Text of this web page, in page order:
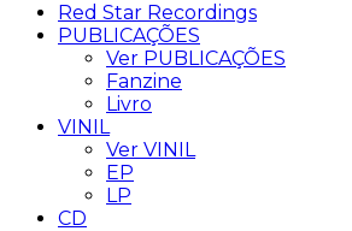
Red Star Recordings
PUBLICAÇÕES
Ver PUBLICAÇÕES
Fanzine
Livro
VINIL
Ver VINIL
EP
LP
CD